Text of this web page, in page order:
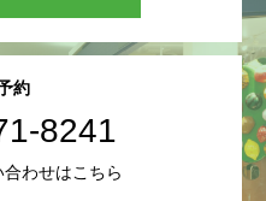
約
8241
わせはこちら